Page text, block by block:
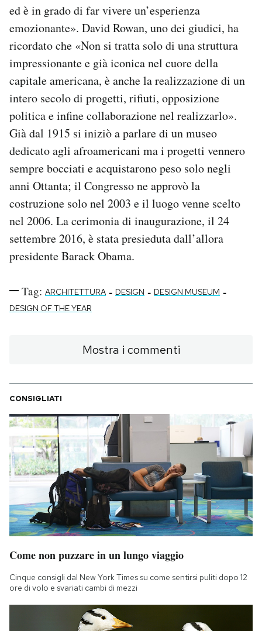
ed è in grado di far vivere un’esperienza
emozionante». David Rowan, uno dei giudici, ha
ricordato che «Non si tratta solo di una struttura
impressionante e già iconica nel cuore della
capitale americana, è anche la realizzazione di un
intero secolo di progetti, rifiuti, opposizione
politica e infine collaborazione nel realizzarlo».
Già dal 1915 si iniziò a parlare di un museo
dedicato agli afroamericani ma i progetti vennero
sempre bocciati e acquistarono peso solo negli
anni Ottanta; il Congresso ne approvò la
costruzione solo nel 2003 e il luogo venne scelto
nel 2006. La cerimonia di inaugurazione, il 24
settembre 2016, è stata presieduta dall’allora
presidente Barack Obama.
Tag: ARCHITETTURA - DESIGN - DESIGN MUSEUM -
DESIGN OF THE YEAR
Mostra i commenti
CONSIGLIATI
Come non puzzare in un lungo viaggio
Cinque consigli dal New York Times su come sentirsi puliti dopo 12
ore di volo e svariati cambi di mezzi